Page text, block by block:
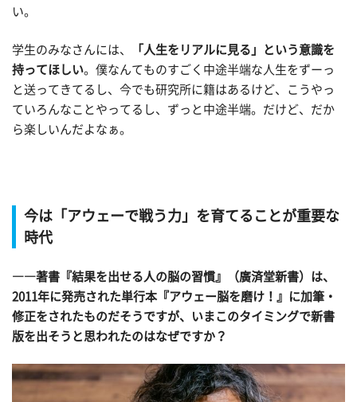
い。
学生のみなさんには、
「人生をリアルに見る」という意識を
持ってほしい。僕なんてものすごく中途半端な人生をずーっ
と送ってきてるし、今でも研究所に籍はあるけど、こうやっ
ていろんなことやってるし、ずっと中途半端。だけど、だか
ら楽しいんだよなぁ。
今は「アウェーで戦う力」を育てることが重要な
時代
――著書『結果を出せる人の脳の習慣』（廣済堂新書）は、
2011年に発売された単行本『アウェー脳を磨け！』に加筆・
修正をされたものだそうですが、いまこのタイミングで新書
版を出そうと思われたのはなぜですか？